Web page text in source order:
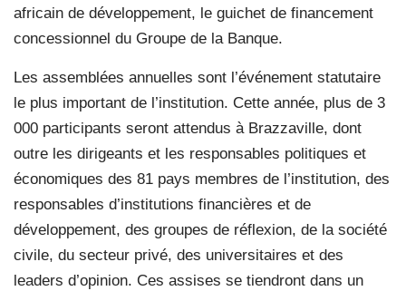
africain de développement, le guichet de financement
concessionnel du Groupe de la Banque.
Les assemblées annuelles sont l’événement statutaire
le plus important de l’institution. Cette année, plus de 3
000 participants seront attendus à Brazzaville, dont
outre les dirigeants et les responsables politiques et
économiques des 81 pays membres de l’institution, des
responsables d’institutions financières et de
développement, des groupes de réflexion, de la société
civile, du secteur privé, des universitaires et des
leaders d’opinion. Ces assises se tiendront dans un